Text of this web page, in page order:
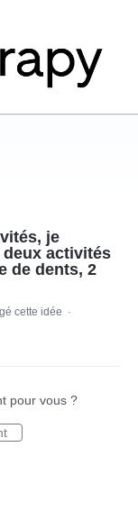
je
activités
de dents, 2
cette idée
·
pour vous ?